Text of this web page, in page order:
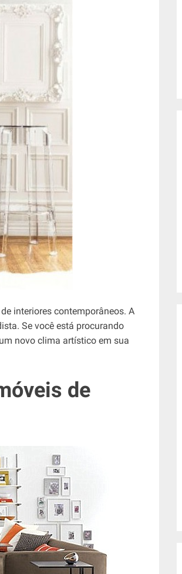
interiores contemporâneos. A
Se você está procurando
novo clima artístico em sua
de